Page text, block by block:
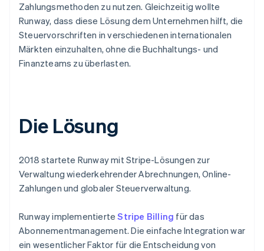
Zahlungsmethoden zu nutzen. Gleichzeitig wollte
Runway, dass diese Lösung dem Unternehmen hilft, die
Steuervorschriften in verschiedenen internationalen
Märkten einzuhalten, ohne die Buchhaltungs- und
Finanzteams zu überlasten.
Die Lösung
2018 startete Runway mit Stripe-Lösungen zur
Verwaltung wiederkehrender Abrechnungen, Online-
Zahlungen und globaler Steuerverwaltung.
Runway implementierteStripe Billing für das
Abonnementmanagement. Die einfache Integration war
ein wesentlicher Faktor für die Entscheidung von